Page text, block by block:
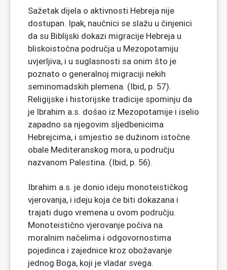
Sažetak dijela o aktivnosti Hebreja nije
dostupan. Ipak, naučnici se slažu u činjenici
da su Biblijski dokazi migracije Hebreja u
bliskoistočna područja u Mezopotamiju
uvjerljiva, i u suglasnosti sa onim što je
poznato o generalnoj migraciji nekih
seminomadskih plemena. (Ibid, p. 57).
Religijske i historijske tradicije spominju da
je Ibrahim a.s. došao iz Mezopotamije i iselio
zapadno sa njegovim sljedbenicima
Hebrejcima, i smjestio se dužinom istočne
obale Mediteranskog mora, u području
nazvanom Palestina. (Ibid, p. 56).
Ibrahim a.s. je donio ideju monoteističkog
vjerovanja, i ideju koja će biti dokazana i
trajati dugo vremena u ovom području.
Monoteistično vjerovanje počiva na
moralnim načelima i odgovornostima
pojedinca i zajednice kroz obožavanje
jednog Boga, koji je vladar svega.